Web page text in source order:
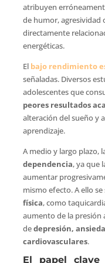
atribuyen
de humor,
directamente
energéticas.
El bajo rendimiento
señaladas. Diversos
adolescentes que
peores resultados
alteración del sueño y
aprendizaje.
A medio y largo plazo,
dependencia, ya que
aumentar
mismo efecto. A ello
física, como
aumento de la presión
dedepresión,
cardiovasculares.
El papel